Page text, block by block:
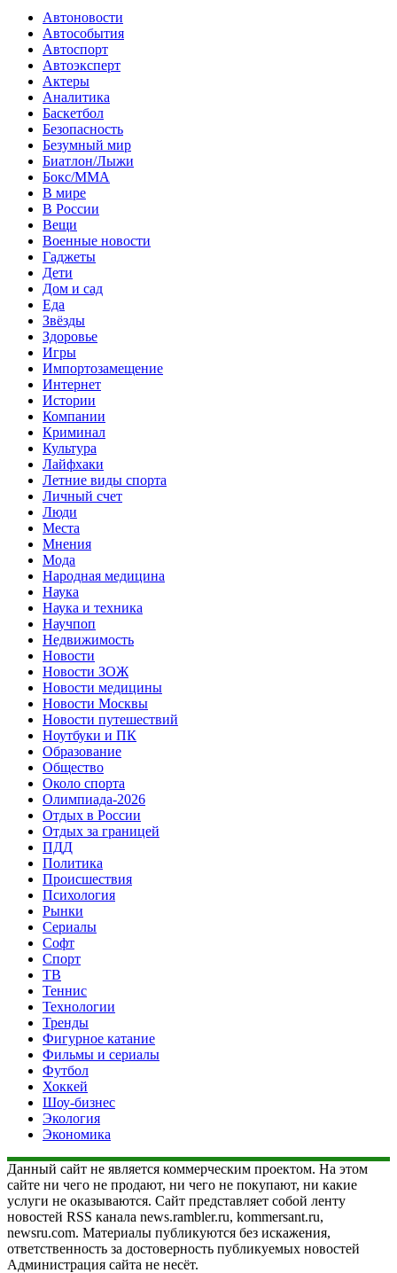
Автоновости
Автособытия
Автоспорт
Автоэксперт
Актеры
Аналитика
Баскетбол
Безопасность
Безумный мир
Биатлон/Лыжи
Бокс/MMA
В мире
В России
Вещи
Военные новости
Гаджеты
Дети
Дом и сад
Еда
Звёзды
Здоровье
Игры
Импортозамещение
Интернет
Истории
Компании
Криминал
Культура
Лайфхаки
Летние виды спорта
Личный счет
Люди
Места
Мнения
Мода
Народная медицина
Наука
Наука и техника
Научпоп
Недвижимость
Новости
Новости ЗОЖ
Новости медицины
Новости Москвы
Новости путешествий
Ноутбуки и ПК
Образование
Общество
Около спорта
Олимпиада-2026
Отдых в России
Отдых за границей
ПДД
Политика
Происшествия
Психология
Рынки
Сериалы
Софт
Спорт
ТВ
Теннис
Технологии
Тренды
Фигурное катание
Фильмы и сериалы
Футбол
Хоккей
Шоу-бизнес
Экология
Экономика
Данный сайт не является коммерческим проектом. На этом
сайте ни чего не продают, ни чего не покупают, ни какие
услуги не оказываются. Сайт представляет собой ленту
новостей RSS канала news.rambler.ru, kommersant.ru,
newsru.com. Материалы публикуются без искажения,
ответственность за достоверность публикуемых новостей
Администрация сайта не несёт.